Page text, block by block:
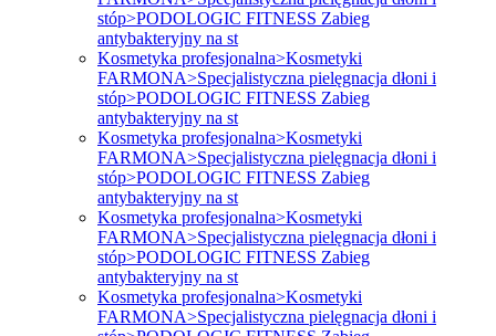
stóp>PODOLOGIC FITNESS Zabieg
antybakteryjny na st
Kosmetyka profesjonalna>Kosmetyki
FARMONA>Specjalistyczna pielęgnacja dłoni i
stóp>PODOLOGIC FITNESS Zabieg
antybakteryjny na st
Kosmetyka profesjonalna>Kosmetyki
FARMONA>Specjalistyczna pielęgnacja dłoni i
stóp>PODOLOGIC FITNESS Zabieg
antybakteryjny na st
Kosmetyka profesjonalna>Kosmetyki
FARMONA>Specjalistyczna pielęgnacja dłoni i
stóp>PODOLOGIC FITNESS Zabieg
antybakteryjny na st
Kosmetyka profesjonalna>Kosmetyki
FARMONA>Specjalistyczna pielęgnacja dłoni i